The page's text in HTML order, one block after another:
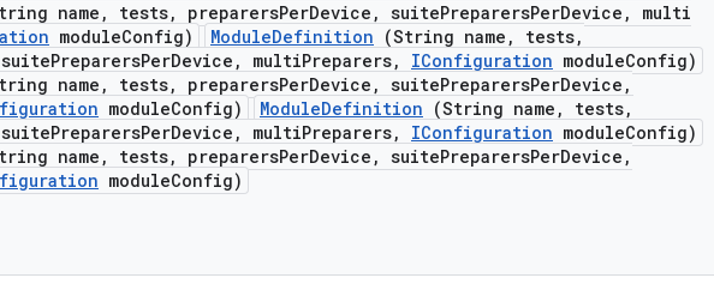
name , tests, preparersPerDevice , suitePreparersPerDevice ,
multi
moduleConfig) ModuleDefinition (String name, tests,
multiPreparers, IConfiguration moduleConfig)
name, tests, preparersPerDevice, suitePreparersPerDevice,
moduleConfig) ModuleDefinition (String name, tests,
multiPreparers, IConfiguration moduleConfig)
name, tests, preparersPerDevice, suitePreparersPerDevice,
moduleConfig)